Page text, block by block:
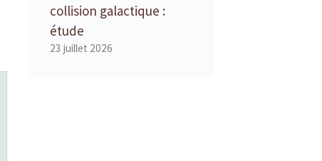
collision galactique :
étude
23 juillet 2026